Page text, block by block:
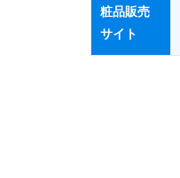
粧品販売
サイト